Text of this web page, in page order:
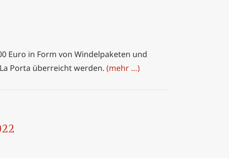
Euro in Form von Windelpaketen und
Porta überreicht werden. (mehr …)